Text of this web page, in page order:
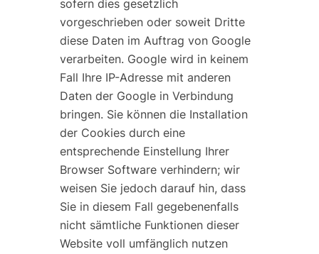
sofern dies gesetzlich
vorgeschrieben oder soweit Dritte
diese Daten im Auftrag von Google
verarbeiten. Google wird in keinem
Fall Ihre IP-Adresse mit anderen
Daten der Google in Verbindung
bringen. Sie können die Installation
der Cookies durch eine
entsprechende Einstellung Ihrer
Browser Software verhindern; wir
weisen Sie jedoch darauf hin, dass
Sie in diesem Fall gegebenenfalls
nicht sämtliche Funktionen dieser
Website voll umfänglich nutzen